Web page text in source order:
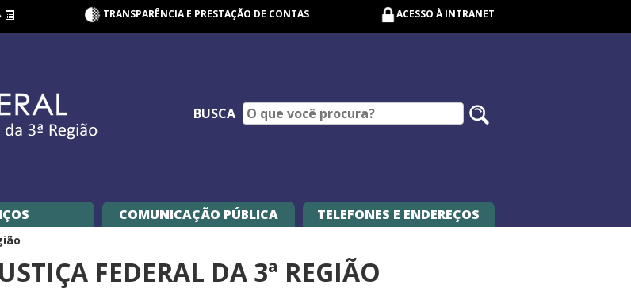
TRANSPARÊNCIA E PRESTAÇÃO DE CONTAS ACESSO À INTRANET
BUSCA
COMUNICAÇÃO PÚBLICA TELEFONES E ENDEREÇOS
FEDERAL DA 3ª REGIÃO